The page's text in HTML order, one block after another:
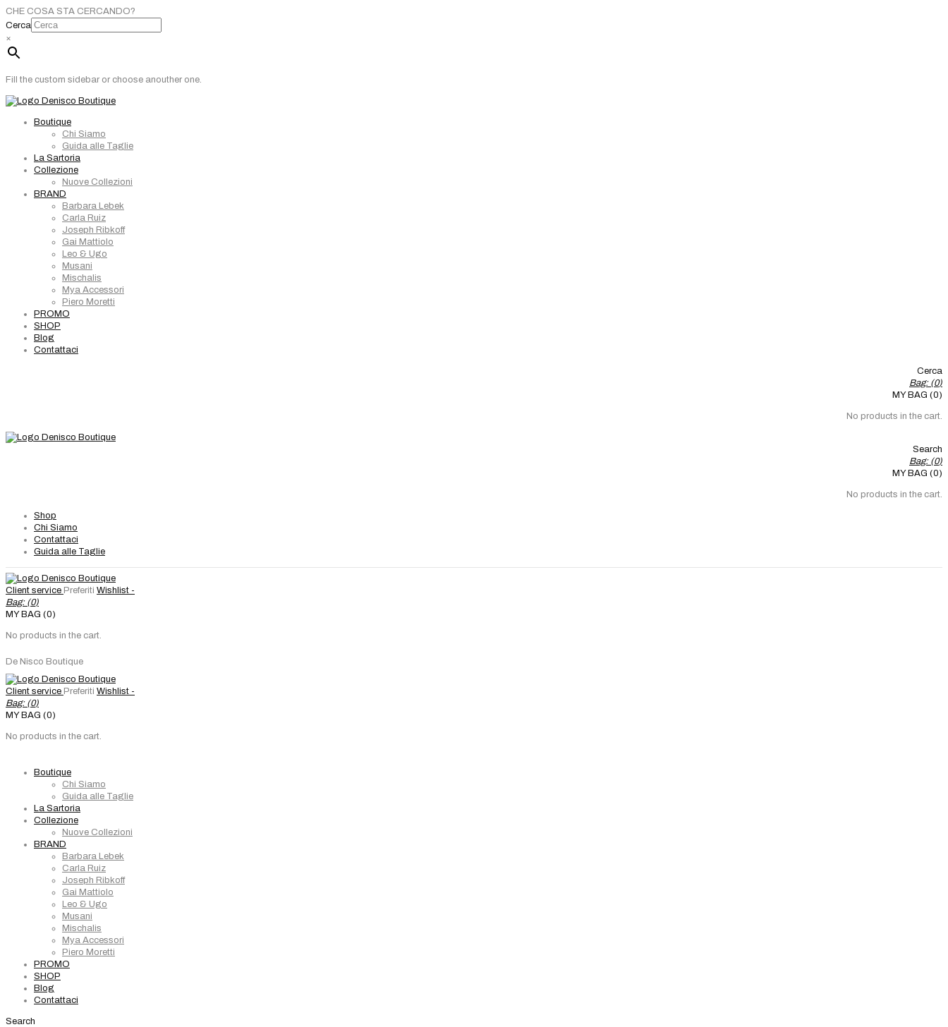
CHE COSA STA CERCANDO?
Cerca
×
Fill the custom sidebar or choose anouther one.
Boutique
Chi Siamo
Guida alle Taglie
La Sartoria
Collezione
Nuove Collezioni
BRAND
Barbara Lebek
Carla Ruiz
Joseph Ribkoff
Gai Mattiolo
Leo & Ugo
Musani
Mischalis
Mya Accessori
Piero Moretti
PROMO
SHOP
Blog
Contattaci
Cerca
Bag: (0)
MY BAG (0)
No products in the cart.
Search
Bag: (0)
MY BAG (0)
No products in the cart.
Shop
Chi Siamo
Contattaci
Guida alle Taglie
Client service Preferiti Wishlist -
Bag: (0)
MY BAG (0)
No products in the cart.
De Nisco Boutique
Client service Preferiti Wishlist -
Bag: (0)
MY BAG (0)
No products in the cart.
Boutique
Chi Siamo
Guida alle Taglie
La Sartoria
Collezione
Nuove Collezioni
BRAND
Barbara Lebek
Carla Ruiz
Joseph Ribkoff
Gai Mattiolo
Leo & Ugo
Musani
Mischalis
Mya Accessori
Piero Moretti
PROMO
SHOP
Blog
Contattaci
Search